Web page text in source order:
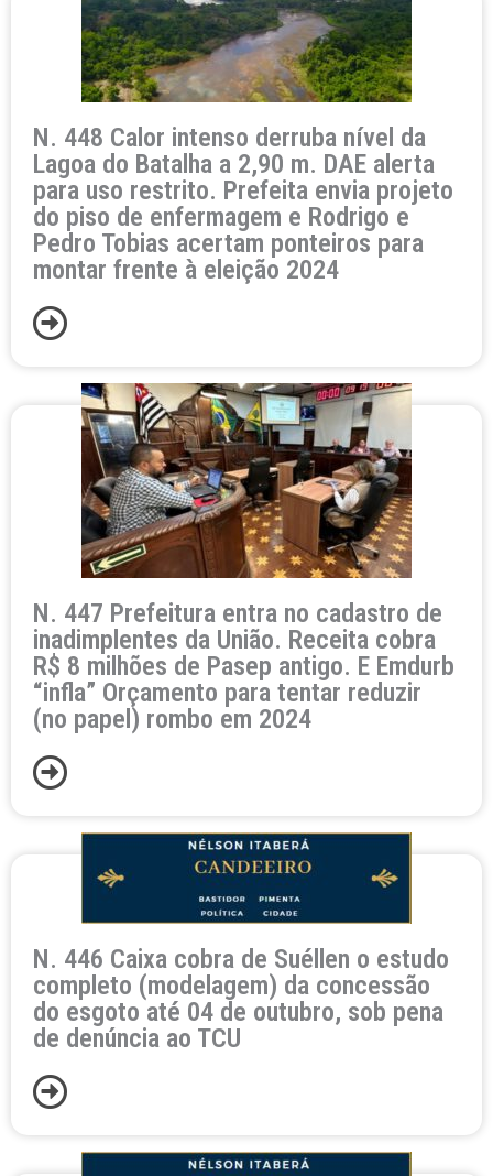
N. 448 Calor intenso derruba nível da
Lagoa do Batalha a 2,90 m. DAE alerta
para uso restrito. Prefeita envia projeto
do piso de enfermagem e Rodrigo e
Pedro Tobias acertam ponteiros para
montar frente à eleição 2024
N. 447 Prefeitura entra no cadastro de
inadimplentes da União. Receita cobra
R$ 8 milhões de Pasep antigo. E Emdurb
“infla” Orçamento para tentar reduzir
(no papel) rombo em 2024
N. 446 Caixa cobra de Suéllen o estudo
completo (modelagem) da concessão
do esgoto até 04 de outubro, sob pena
de denúncia ao TCU